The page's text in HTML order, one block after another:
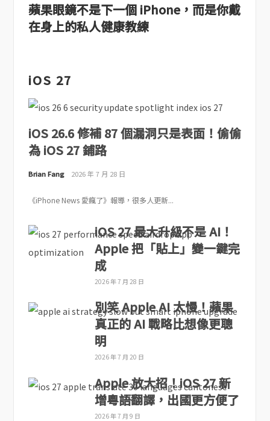
蘋果眼鏡不是下一個 iPhone，而是你戴
在身上的私人健康教練
iOS 27
iOS 26.6 修補 87 個漏洞只是表面！偷偷
為 iOS 27 鋪路
Brian Fang 2026 年 7 月 28 日
《iPhone News 愛瘋了》報導，很多人更新...
iOS 27 最大升級不是 AI！
Apple 把「貼上」變一鍵完
成
2026 年 7 月 28 日
別笑 Apple AI 太慢！蘋果
真正的 AI 戰略比想像更聰
明
2026 年 7 月 20 日
Apple 放大招！iOS 27 新
增粵語翻譯，出國更方便了
2026 年 7 月 9 日